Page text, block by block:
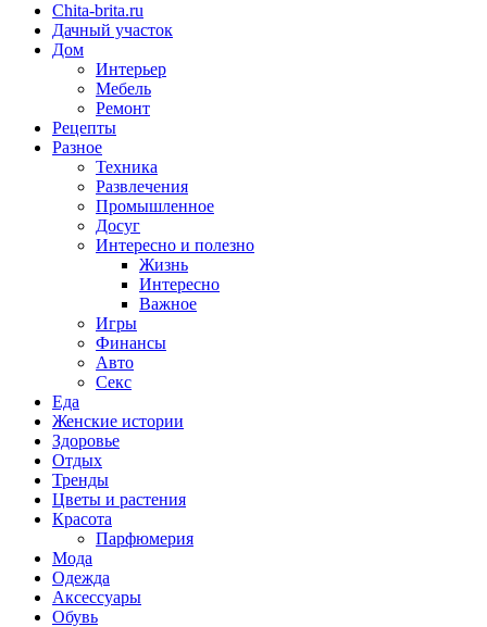
Chita-brita.ru
Дачный участок
Дом
Интерьер
Мебель
Ремонт
Рецепты
Разное
Техника
Развлечения
Промышленное
Досуг
Интересно и полезно
Жизнь
Интересно
Важное
Игры
Финансы
Авто
Секс
Еда
Женские истории
Здоровье
Отдых
Тренды
Цветы и растения
Красота
Парфюмерия
Мода
Одежда
Аксессуары
Обувь